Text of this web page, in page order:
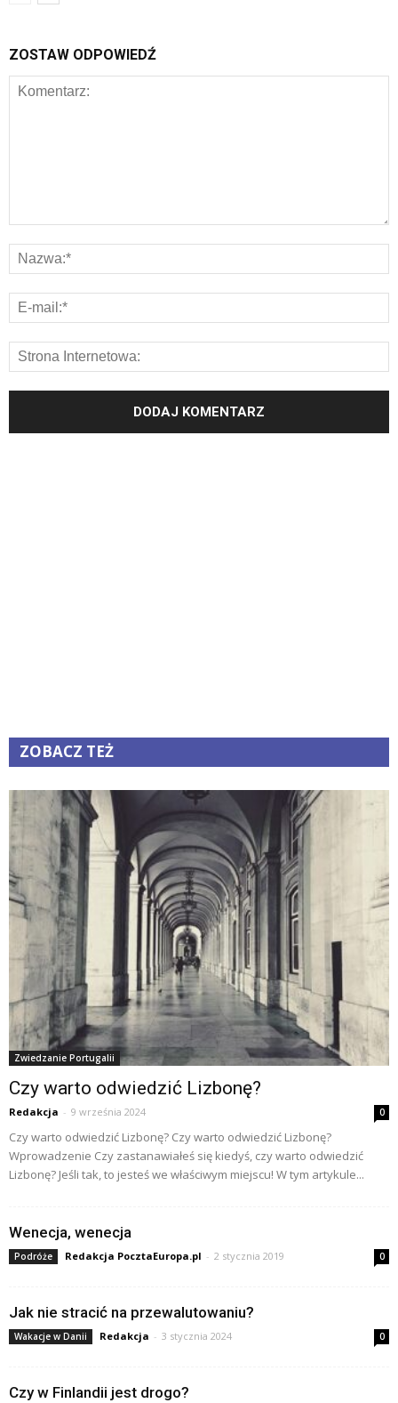
ZOSTAW ODPOWIEDŹ
ZOBACZ TEŻ
Zwiedzanie Portugalii
Czy warto odwiedzić Lizbonę?
Redakcja - 9 września 2024 0
Czy warto odwiedzić Lizbonę? Czy warto odwiedzić Lizbonę?
Wprowadzenie Czy zastanawiałeś się kiedyś, czy warto odwiedzić
Lizbonę? Jeśli tak, to jesteś we właściwym miejscu! W tym artykule...
Wenecja, wenecja
Podróże Redakcja PocztaEuropa.pl - 2 stycznia 2019 0
Jak nie stracić na przewalutowaniu?
Wakacje w Danii Redakcja - 3 stycznia 2024 0
Czy w Finlandii jest drogo?